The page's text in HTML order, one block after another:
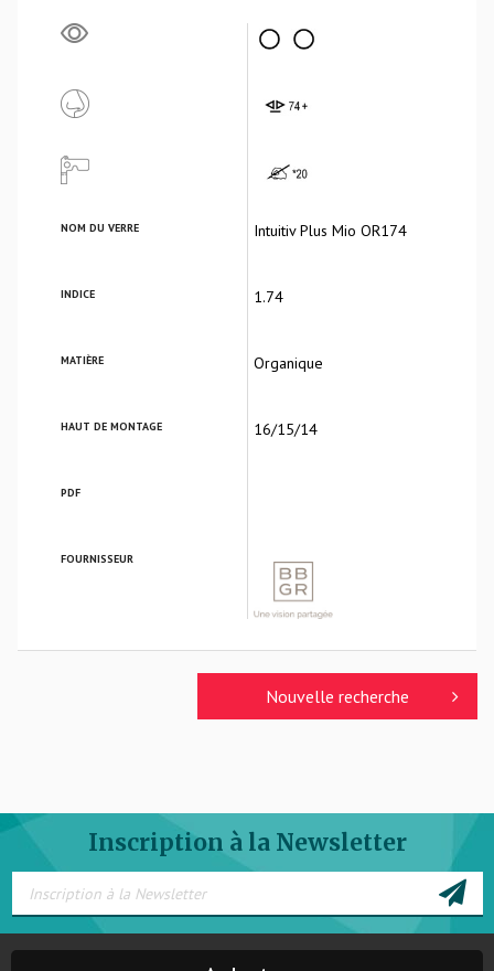
NOM DU VERRE Intuitiv Plus Mio OR174
INDICE 1.74
MATIÈRE Organique
HAUT DE MONTAGE 16/15/14
PDF
FOURNISSEUR
Nouvelle recherche
Inscription à la Newsletter